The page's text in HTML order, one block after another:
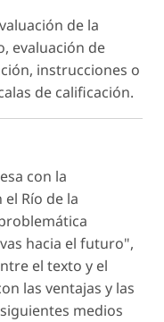
de la
evaluación de
instrucciones o
de calificación.
con la
Río de la
hacia el futuro",
el texto y el
las ventajas y las
medios